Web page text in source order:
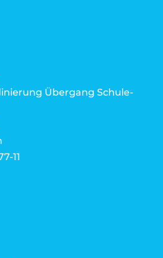
Übergang Schule-
11